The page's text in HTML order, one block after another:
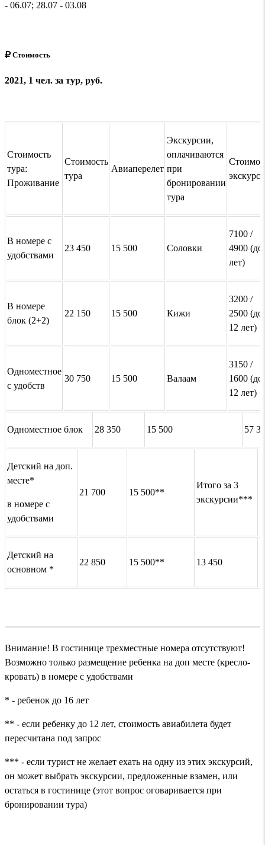
- 06.07; 28.07 - 03.08
Стоимость
2021, 1 чел. за тур, руб.
Стоимость
тура:
Проживание
Стоимость
тура
Авиаперелет
Экскурсии,
оплачиваются
при
бронировании
тура
В номере с
удобствами
23 450 15 500 Соловки
7100 /
4900 (до
лет)
В номере
блок (2+2)
22 150 15 500 Кижи
3200 /
2500 (до
12 лет)
Одноместное
с удобств
30 750 15 500 Валаам
3150 /
1600 (до
12 лет)
Одноместное блок 28 350 15 500 57
Детский на доп.
месте*
в номере с
удобствами
21 700 15 500**
Итого за 3
экскурсии***
Детский на
основном *
22 850 15 500** 13 450
Внимание! В гостинице трехместные номера отсутствуют!
Возможно только размещение ребенка на доп месте (кресло-
кровать) в номере с удобствами
* - ребенок до 16 лет
** - если ребенку до 12 лет, стоимость авиабилета будет
пересчитана под запрос
*** - если турист не желает ехать на одну из этих экскурсий,
он может выбрать экскурсии, предложенные взамен, или
остаться в гостинице (этот вопрос оговаривается при
бронировании тура)